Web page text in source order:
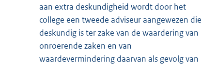
aan extra deskundigheid wordt door het
college een tweede adviseur aangewezen die
deskundig is ter zake van de waardering van
onroerende zaken en van
waardevermindering daarvan als gevolg van